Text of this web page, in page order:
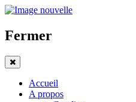
Fermer
Accueil
A propos